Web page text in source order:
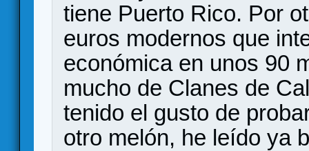
tiene Puerto Rico. Por
euros modernos que
económica en unos 90
mucho de Clanes de
tenido el gusto de
otro melón, he leído ya